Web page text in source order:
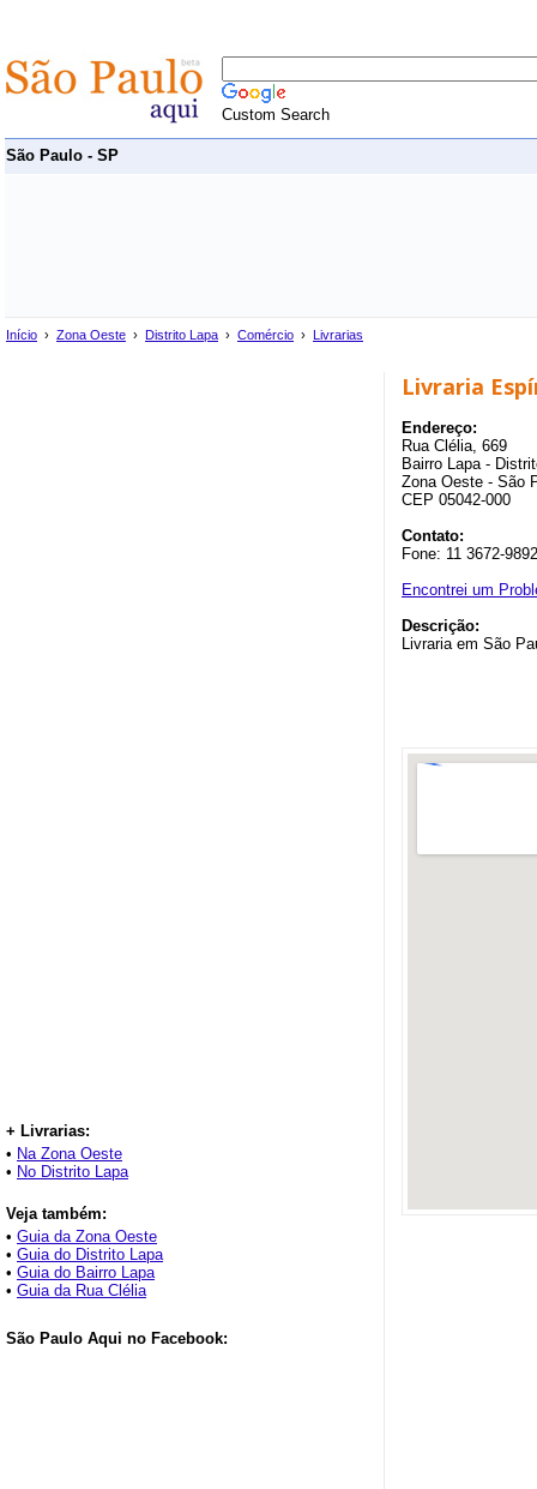
Custom Search
São Paulo - SP
Início › Zona Oeste › Distrito Lapa › Comércio › Livrarias
+ Livrarias:
• Na Zona Oeste
• No Distrito Lapa
Veja também:
• Guia da Zona Oeste
• Guia do Distrito Lapa
• Guia do Bairro Lapa
• Guia da Rua Clélia
São Paulo Aqui no Facebook:
Livraria
Endereço:
Rua Clélia, 669
Bairro Lapa -
Zona Oeste - São
CEP 05042-000
Contato:
Fone: 11 3672-
Encontrei um
Descrição:
Livraria em São